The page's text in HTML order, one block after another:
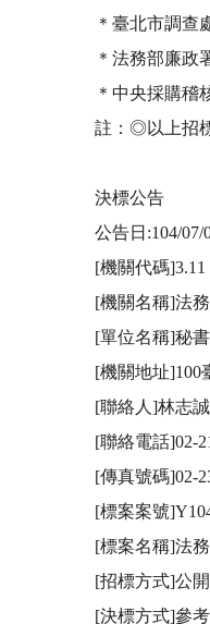
＊臺北市調查
＊法務部廉政
＊中央採購稽
註：◎以上招
決標公告
公告日:104/07/
[機關代碼]3.11
[機關名稱]法
[單位名稱]秘
[機關地址]100
[聯絡人]林志誠
[聯絡電話]02-
[傳真號碼]02-
[標案案號
[標案名稱]法
[招標方式]公
[決標方式]參